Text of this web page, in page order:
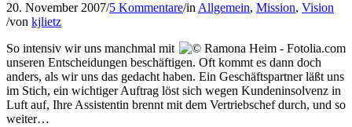
20. November 2007/5 Kommentare/in Allgemein, Mission, Vision
/von kjlietz
So intensiv wir uns manchmal mit
unseren Entscheidungen beschäftigen. Oft kommt es dann doch
anders, als wir uns das gedacht haben. Ein Geschäftspartner läßt uns
im Stich, ein wichtiger Auftrag löst sich wegen Kundeninsolvenz in
Luft auf, Ihre Assistentin brennt mit dem Vertriebschef durch, und so
weiter…